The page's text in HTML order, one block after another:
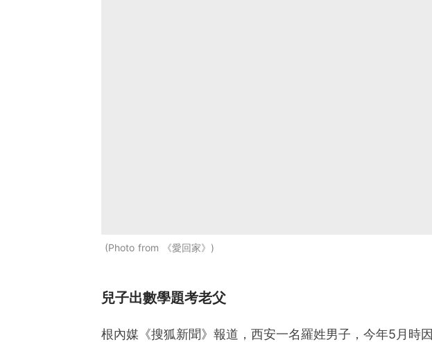
Photo from 《愛回家》
兒子出數學題考老父
根內媒《搜狐新聞》報道，西安一名羅姓男子，今年5月時